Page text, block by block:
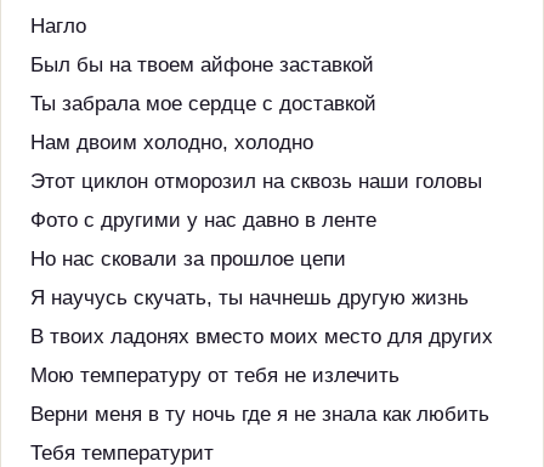
Нагло
Был бы на твоем айфоне заставкой
Ты забрала мое сердце с доставкой
Нам двоим холодно, холодно
Этот циклон отморозил на сквозь наши головы
Фото с другими у нас давно в ленте
Но нас сковали за прошлое цепи
Я научусь скучать, ты начнешь другую жизнь
В твоих ладонях вместо моих место для других
Мою температуру от тебя не излечить
Верни меня в ту ночь где я не знала как любить
Тебя температурит